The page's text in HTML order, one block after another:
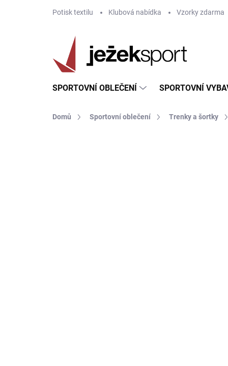
Potisk textilu Klubová nabídka Vzorky zdarma
SPORTOVNÍ OBLEČENÍ SPORTOVNÍ
Domů Sportovní oblečení Trenky a šortky